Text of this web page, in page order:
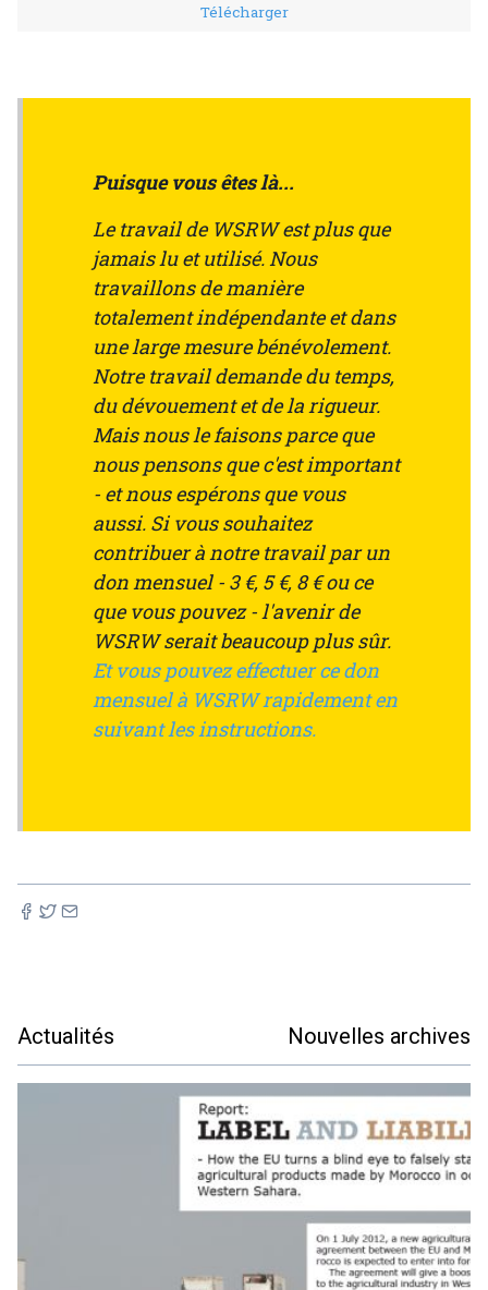
Télécharger
Puisque vous êtes là...
Le travail de WSRW est plus que
jamais lu et utilisé. Nous
travaillons de manière
totalement indépendante et dans
une large mesure bénévolement.
Notre travail demande du temps,
du dévouement et de la rigueur.
Mais nous le faisons parce que
nous pensons que c'est important
- et nous espérons que vous
aussi. Si vous souhaitez
contribuer à notre travail par un
don mensuel - 3 €, 5 €, 8 € ou ce
que vous pouvez - l'avenir de
WSRW serait beaucoup plus sûr.
Et vous pouvez effectuer ce don
mensuel à WSRW rapidement en
suivant les instructions.
Actualités Nouvelles archives